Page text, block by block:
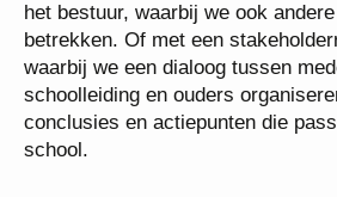
het bestuur, waarbij we ook
betrekken. Of met een
waarbij we een dialoog tussen
schoolleiding en ouders
conclusies en actiepunten die
school.